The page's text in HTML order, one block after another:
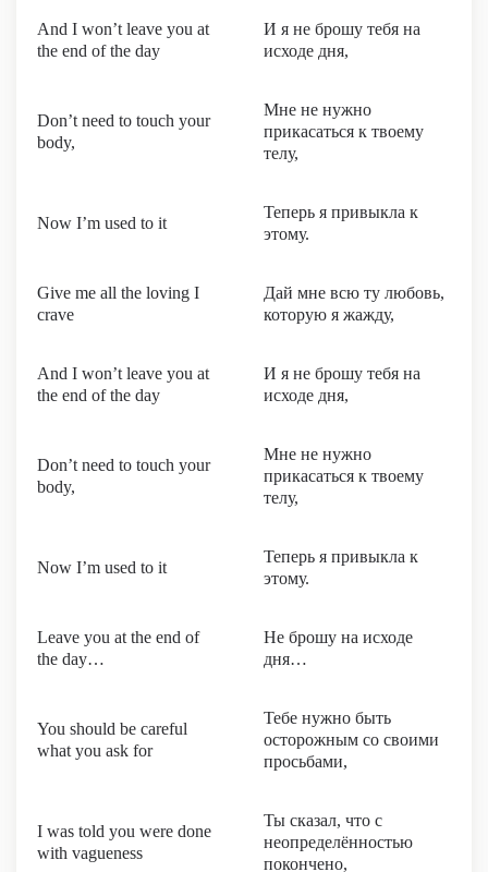
And I won’t leave you at
the end of the day
И я не брошу тебя на
исходе дня,
Don’t need to touch your
body,
Мне не нужно
прикасаться к твоему
телу,
Now I’m used to it
Теперь я привыкла к
этому.
Give me all the loving I
crave
Дай мне всю ту любовь,
которую я жажду,
And I won’t leave you at
the end of the day
И я не брошу тебя на
исходе дня,
Don’t need to touch your
body,
Мне не нужно
прикасаться к твоему
телу,
Now I’m used to it
Теперь я привыкла к
этому.
Leave you at the end of
the day…
Не брошу на исходе
дня…
You should be careful
what you ask for
Тебе нужно быть
осторожным со своими
просьбами,
I was told you were done
with vagueness
Ты сказал, что c
неопределённостью
покончено,